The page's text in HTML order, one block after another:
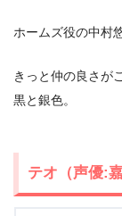
ホームズ役の中村
きっと仲の良さが
黒と銀色。
テオ（声優:嘉